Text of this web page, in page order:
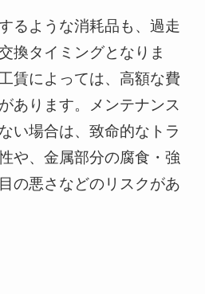
るような消耗品も、過走
換タイミングとなりま
賃によっては、高額な費
あります。メンテナンス
い場合は、致命的なトラ
や、金属部分の腐食・強
の悪さなどのリスクがあ